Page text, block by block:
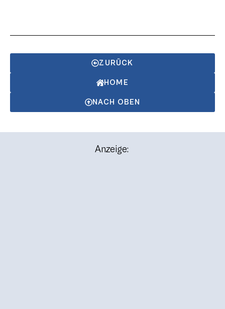
ZURÜCK
HOME
NACH OBEN
Anzeige: